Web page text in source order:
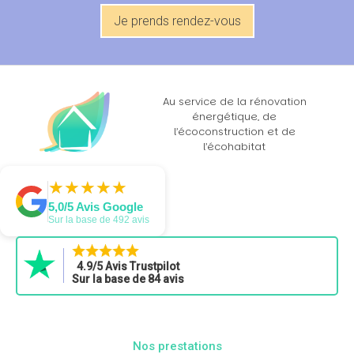
Je prends rendez-vous
Au service de la rénovation
énergétique, de
l’écoconstruction et de
l’écohabitat
★
★★
★★
★★
★★
★
5,0/5 Avis Google
Sur la base de 492 avis
4.9/5 Avis Trustpilot
Sur la base de 84 avis
Nos prestations